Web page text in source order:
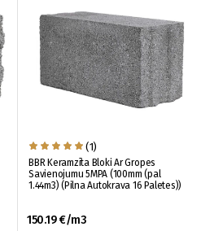
(1)
BBR Keramzīta Bloki Ar Gropes
Savienojumu 5MPA (100mm (pal
1.44m3) (Pilna Autokrava 16 Paletes))
150.19 €/m3